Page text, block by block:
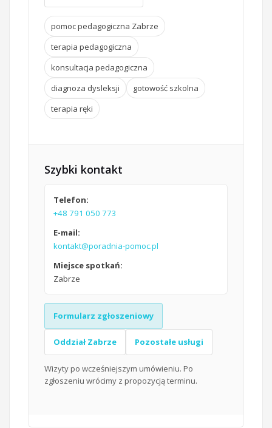
pomoc pedagogiczna Zabrze
terapia pedagogiczna
konsultacja pedagogiczna
diagnoza dysleksji
gotowość szkolna
terapia ręki
Szybki kontakt
Telefon:
+48 791 050 773
E-mail:
kontakt@poradnia-pomoc.pl
Miejsce spotkań:
Zabrze
Formularz zgłoszeniowy
Oddział Zabrze Pozostałe usługi
Wizyty po wcześniejszym umówieniu. Po
zgłoszeniu wrócimy z propozycją terminu.